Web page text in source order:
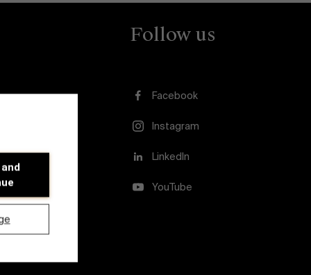
Follow us
Facebook
Instagram
LinkedIn
YouTube